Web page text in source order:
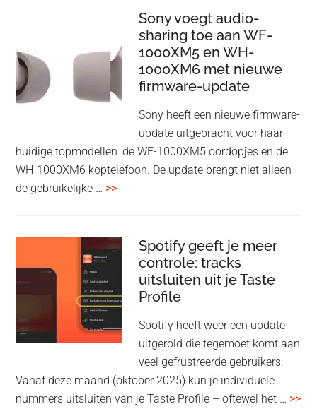
draadloos
presenteren
zonder
Wi-
Sony voegt audio-
sharing toe aan WF-
1000XM5 en WH-
1000XM6 met nieuwe
firmware-update
Sony heeft een nieuwe firmware-
update uitgebracht voor haar
huidige topmodellen: de WF-1000XM5 oordopjes en de
WH-1000XM6 koptelefoon. De update brengt niet alleen
de gebruikelijke … >>overSony
sharing
WF-
en
1000XM6
nieuwe
Spotify geeft je meer
controle: tracks
uitsluiten uit je Taste
Profile
Spotify heeft weer een update
uitgerold die tegemoet komt aan
veel gefrustreerde gebruikers.
Vanaf deze maand (oktober 2025) kun je individuele
nummers uitsluiten van je Taste Profile – oftewel het … >>